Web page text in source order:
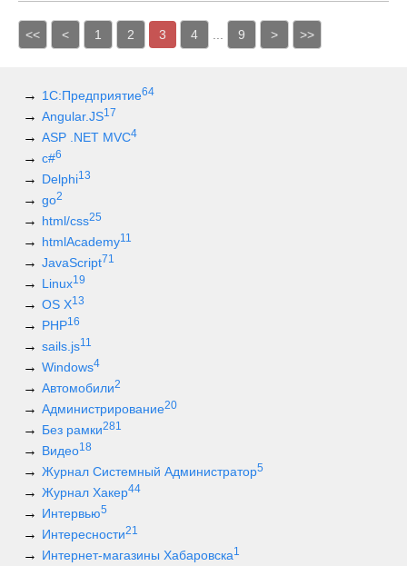
<< < 1 2 3 4 9 > >>
1С:Предприятие64
Angular.JS17
ASP .NET MVC4
c#6
Delphi13
go2
html/css25
htmlAcademy11
JavaScript71
Linux19
OS X13
PHP16
sails.js11
Windows4
Автомобили2
Администрирование20
Без рамки281
Видео18
Журнал Системный Администратор5
Журнал Хакер44
Интервью5
Интересности21
Интернет-магазины Хабаровска1